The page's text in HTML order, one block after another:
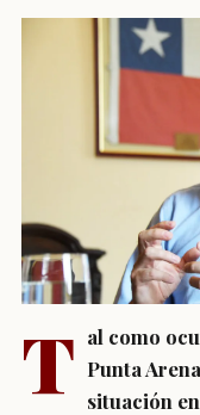
T al como
Punta
situación